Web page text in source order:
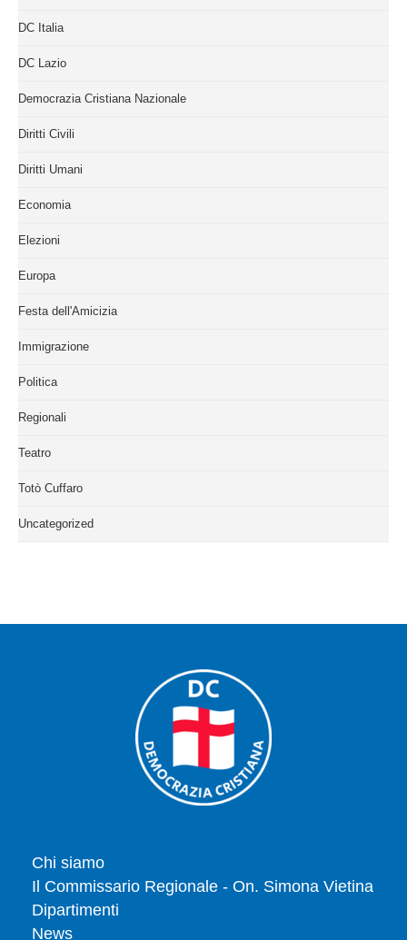
DC Italia
DC Lazio
Democrazia Cristiana Nazionale
Diritti Civili
Diritti Umani
Economia
Elezioni
Europa
Festa dell'Amicizia
Immigrazione
Politica
Regionali
Teatro
Totò Cuffaro
Uncategorized
Chi siamo
Il Commissario Regionale - On. Simona Vietina
Dipartimenti
News